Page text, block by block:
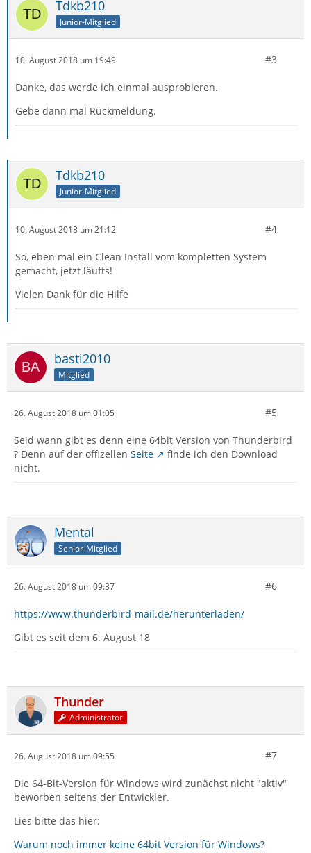
Tdkb210
Junior-Mitglied
10. August 2018 um 19:49 #3
Danke, das werde ich einmal ausprobieren.
Gebe dann mal Rückmeldung.
Tdkb210
Junior-Mitglied
10. August 2018 um 21:12 #4
So, eben mal ein Clean Install vom kompletten System
gemacht, jetzt läufts!
Vielen Dank für die Hilfe
basti2010
Mitglied
26. August 2018 um 01:05 #5
Seid wann gibt es denn eine 64bit Version von Thunderbird
? Denn auf der offizellen Seite
finde ich den Download
nicht.
Mental
Senior-Mitglied
26. August 2018 um 09:37 #6
https://www.thunderbird-mail.de/herunterladen/
Gibt es seit dem 6. August 18
Thunder
Administrator
26. August 2018 um 09:55 #7
Die 64-Bit-Version für Windows wird zunächst nicht "aktiv"
beworben seitens der Entwickler.
Lies bitte das hier:
Warum noch immer keine 64bit Version für Windows?